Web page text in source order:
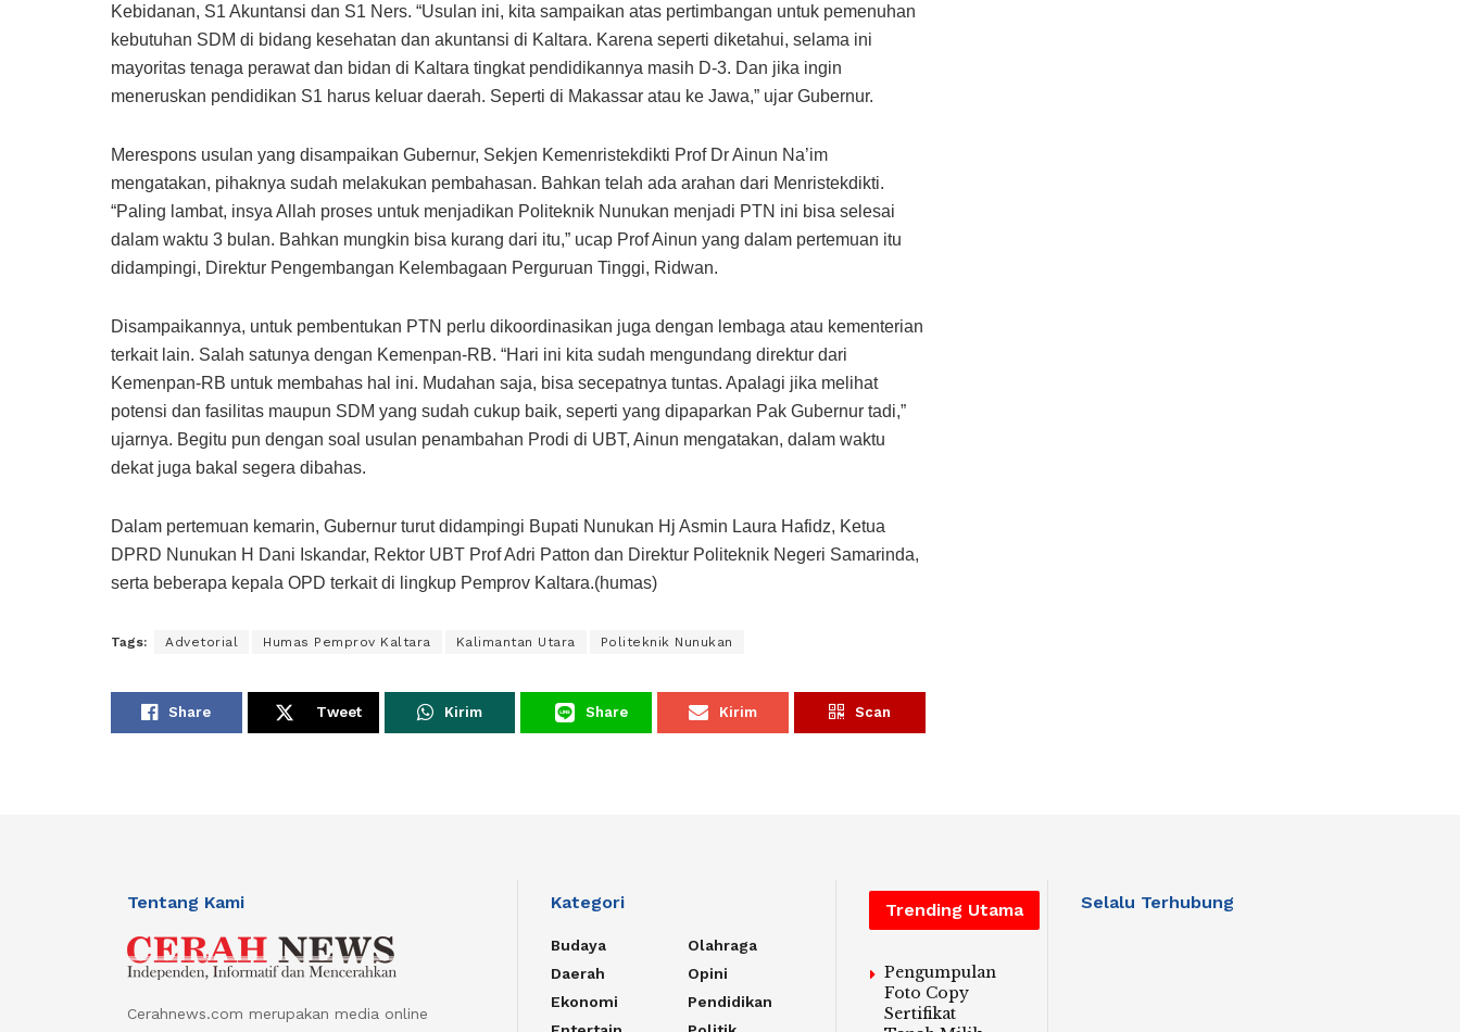
Kebidanan, S1 Akuntansi dan S1 Ners. “Usulan ini, kita sampaikan atas pertimbangan untuk pemenuhan
kebutuhan SDM di bidang kesehatan dan akuntansi di Kaltara. Karena seperti diketahui, selama ini
mayoritas tenaga perawat dan bidan di Kaltara tingkat pendidikannya masih D-3. Dan jika ingin
meneruskan pendidikan S1 harus keluar daerah. Seperti di Makassar atau ke Jawa,” ujar Gubernur.
Merespons usulan yang disampaikan Gubernur, Sekjen Kemenristekdikti Prof Dr Ainun Na’im
mengatakan, pihaknya sudah melakukan pembahasan. Bahkan telah ada arahan dari Menristekdikti.
“Paling lambat, insya Allah proses untuk menjadikan Politeknik Nunukan menjadi PTN ini bisa selesai
dalam waktu 3 bulan. Bahkan mungkin bisa kurang dari itu,” ucap Prof Ainun yang dalam pertemuan itu
didampingi, Direktur Pengembangan Kelembagaan Perguruan Tinggi, Ridwan.
Disampaikannya, untuk pembentukan PTN perlu dikoordinasikan juga dengan lembaga atau kementerian
terkait lain. Salah satunya dengan Kemenpan-RB. “Hari ini kita sudah mengundang direktur dari
Kemenpan-RB untuk membahas hal ini. Mudahan saja, bisa secepatnya tuntas. Apalagi jika melihat
potensi dan fasilitas maupun SDM yang sudah cukup baik, seperti yang dipaparkan Pak Gubernur tadi,”
ujarnya. Begitu pun dengan soal usulan penambahan Prodi di UBT, Ainun mengatakan, dalam waktu
dekat juga bakal segera dibahas.
Dalam pertemuan kemarin, Gubernur turut didampingi Bupati Nunukan Hj Asmin Laura Hafidz, Ketua
DPRD Nunukan H Dani Iskandar, Rektor UBT Prof Adri Patton dan Direktur Politeknik Negeri Samarinda,
serta beberapa kepala OPD terkait di lingkup Pemprov Kaltara.(humas)
Tags: Advetorial Humas Pemprov Kaltara Kalimantan Utara Politeknik Nunukan
Share Tweet Kirim Share Kirim Scan
Tentang Kami
Cerahnews.com merupakan media online
Kategori
Budaya
Daerah
Ekonomi
Olahraga
Opini
Pendidikan
Trending Utama
Pengumpulan
Foto Copy
Sertifikat
Selalu Terhubung